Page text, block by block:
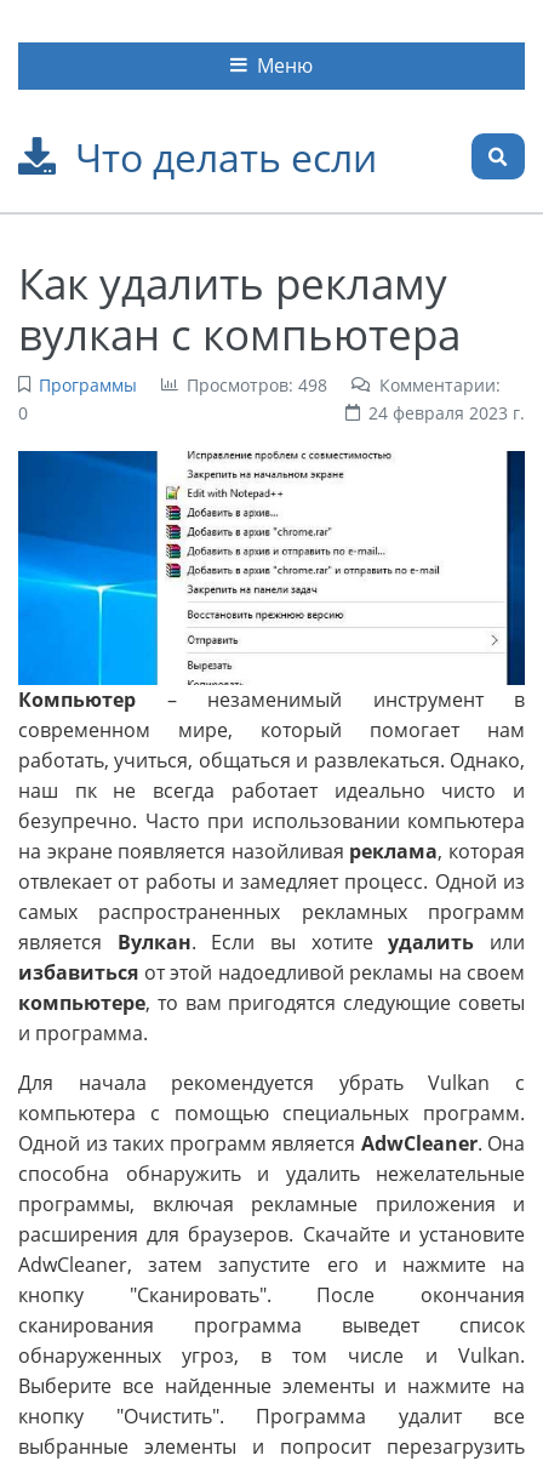
Что делать если
Меню
Как удалить рекламу
вулкан с компьютера
Программы Просмотров: 498
Комментарии:
0
24 февраля 2023 г.
Компьютер – незаменимый инструмент в
современном мире, который помогает нам
работать, учиться, общаться и развлекаться. Однако,
наш пк не всегда работает идеально чисто и
безупречно. Часто при использовании компьютера
на экране появляется назойливая реклама, которая
отвлекает от работы и замедляет процесс. Одной из
самых распространенных рекламных программ
является Вулкан. Если вы хотитеудалить или
избавиться от этой надоедливой рекламы на своем
компьютере, то вам пригодятся следующие советы
и программа.
Для начала рекомендуется убрать Vulkan с
компьютера с помощью специальных программ.
Одной из таких программ является AdwCleaner. Она
способна обнаружить и удалить нежелательные
программы, включая рекламные приложения и
расширения для браузеров. Скачайте и установите
AdwCleaner, затем запустите его и нажмите на
кнопку "Сканировать". После окончания
сканирования программа выведет список
обнаруженных угроз, в том числе и Vulkan.
Выберите все найденные элементы и нажмите на
кнопку "Очистить". Программа удалит все
выбранные элементы и попросит перезагрузить